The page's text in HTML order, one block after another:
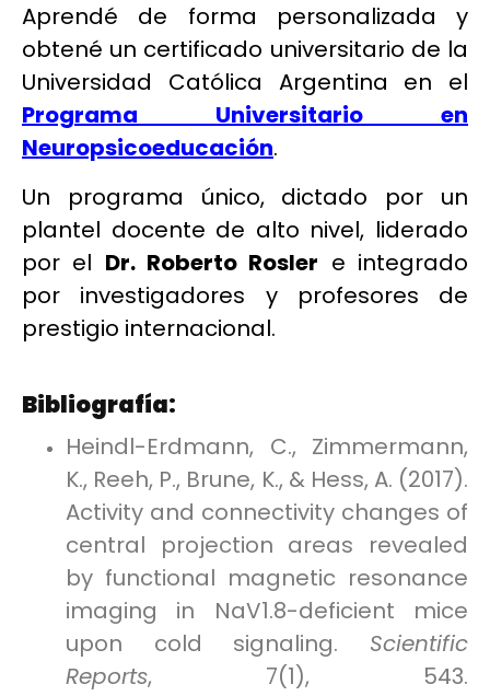
Aprendé de forma personalizada y
obtené un certificado universitario de la
Universidad Católica Argentina en el
Programa Universitario en
Neuropsicoeducación.
Un programa único, dictado por un
plantel docente de alto nivel, liderado
por el Dr. Roberto Rosler e integrado
por investigadores y profesores de
prestigio internacional.
Bibliografía:
Heindl-Erdmann, C., Zimmermann,
K., Reeh, P., Brune, K., & Hess, A. (2017).
Activity and connectivity changes of
central projection areas revealed
by functional magnetic resonance
imaging in NaV1.8-deficient mice
upon cold signaling. Scientific
Reports, 7(1), 543.